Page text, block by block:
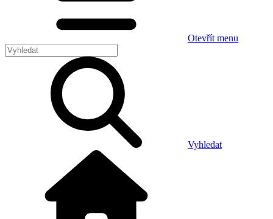
Otevřít menu
Vyhledat